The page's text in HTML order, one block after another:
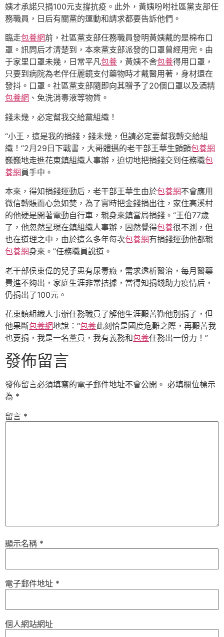
姨才承諾只捐100元支撐抗疫。此外，黃姨吩咐社區黨支部任
務職員，日后有關黨的運動和請求都要告訴他們。
臨走包養網前，社區黨支部任務職員發明黃姨戴的是棉布口
罩。訊問后才清楚到，本來黨支部派發的口罩曾經用完。由
于家里口罩未幾，日常平凡包養 ，黃姨不舍包養得用口罩，
只要到病院為老伴任麗鏡支付藥物時才戴醫用著，身材還在
發抖。口罩。社區黨支部隨即向其贈予了20個口罩以及酒精
包養網 、免洗消毒液等物質。
錢未幾，必定幫我交給黨組織！
“小王，這是我的捐錢，錢未幾，但請必定要幫我轉交給組
織！”2月29日下戰書，大哥體邁的老干部王華生顫顫包養網
巍巍地走進花東鎮組織人事辦，迫切地把捐錢交到任務職包
養網 員手中。
本來，得知捐錢運動后，老干部王華生由於包養網不會應用
微信轉賬而心急如焚，為了實時把金錢捐出往，家住高溪村
的他硬是開著電動自行車，親身來鎮當局捐錢。“王伯77歲
了，他忽然呈現在鎮組織人事辦，固然覺得包養很不測，但
也在道理之中，由於這么多年每次包養網有捐錢運動他都親
包養網身來。”任務職員說道。
老干部侯東偉的兒子患有尿毒癥，需求透析醫治，每月醫藥
費進不夠出，家庭生涯非常拮據，當得知捐錢助力疫情后，
仍捐出了100元。
花東鎮組織人事辦任務職員了解他生涯艱苦勸他別捐了，但
他果斷包養網地說：“包養此刻恰是國度危難之際，再艱苦我
也要捐，我是一名黨員，我有義務和包養任務出一份力！”
發佈留言
發佈留言必須填寫的電子郵件地址不會公開。 必填欄位標示
為 *
留言 *
顯示名稱 *
電子郵件地址 *
個人網站網址